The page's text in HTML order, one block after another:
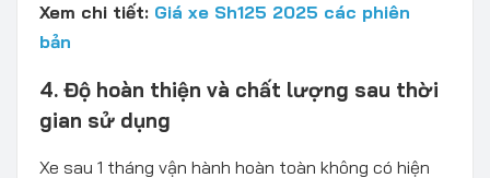
Xem chi tiết: Giá xe Sh125 2025 các phiên
bản
4. Độ hoàn thiện và chất lượng sau thời
gian sử dụng
Xe sau 1 tháng vận hành hoàn toàn không có hiện